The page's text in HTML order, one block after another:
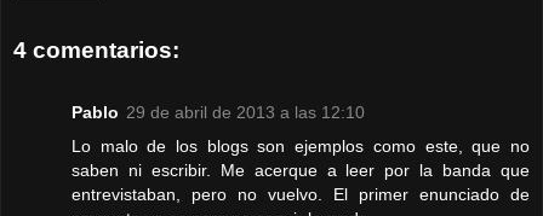
4 comentarios:
Pablo 29 de abril de 2013 a las 12:10
Lo malo de los blogs son ejemplos como este, que no
saben ni escribir. Me acerque a leer por la banda que
entrevistaban, pero no vuelvo. El primer enunciado de